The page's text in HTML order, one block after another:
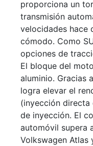
proporciona un
transmisión
velocidades hace
cómodo. Como
opciones de
El bloque del
aluminio. Gracias
logra elevar el
(inyección directa
de inyección. El
automóvil supera
Volkswagen Atlas